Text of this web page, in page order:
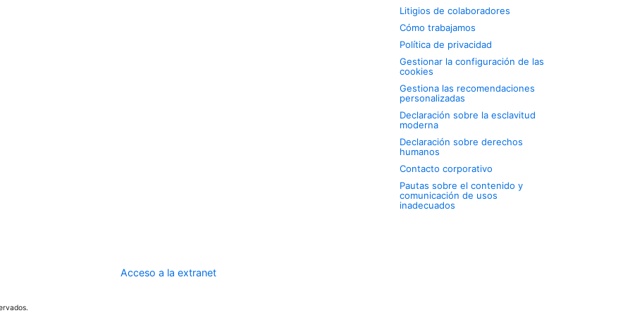
Litigios de colaboradores
Cómo trabajamos
Política de privacidad
Gestionar la configuración de las
cookies
Gestiona las recomendaciones
personalizadas
Declaración sobre la esclavitud
moderna
Declaración sobre derechos
humanos
Contacto corporativo
Pautas sobre el contenido y
comunicación de usos
inadecuados
Acceso a la extranet